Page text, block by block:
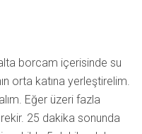
alta borcam içerisinde su
orta katına yerleştirelim.
Eğer üzeri fazla
25 dakika sonunda